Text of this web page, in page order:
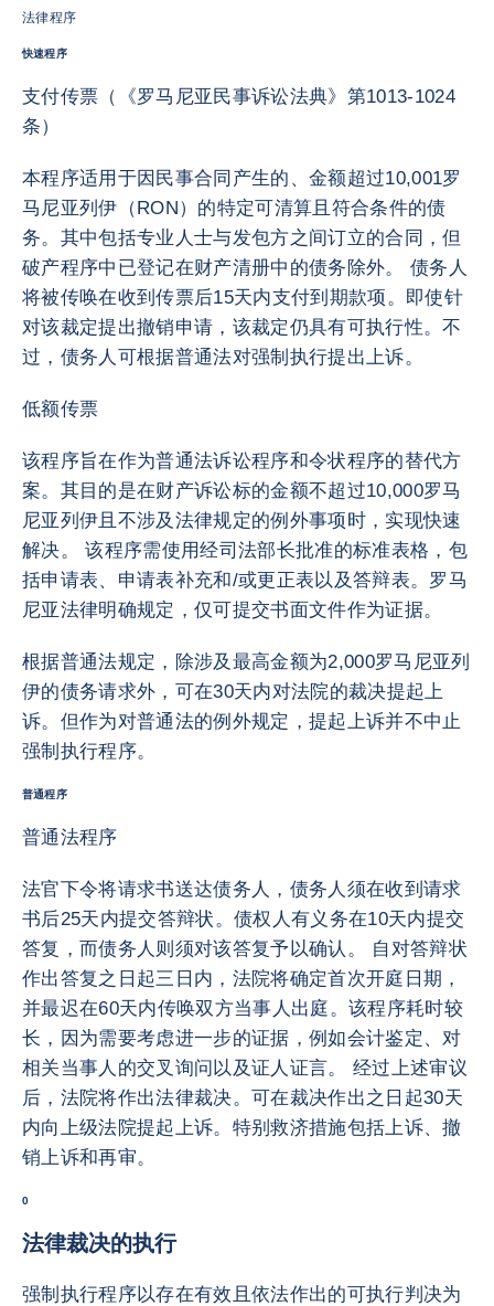
法律程序
快速程序
支付传票（《罗马尼亚民事诉讼法典》第1013-1024
条）
本程序适用于因民事合同产生的、金额超过10,001罗
马尼亚列伊（RON）的特定可清算且符合条件的债
务。其中包括专业人士与发包方之间订立的合同，但
破产程序中已登记在财产清册中的债务除外。 债务人
将被传唤在收到传票后15天内支付到期款项。即使针
对该裁定提出撤销申请，该裁定仍具有可执行性。不
过，债务人可根据普通法对强制执行提出上诉。
低额传票
该程序旨在作为普通法诉讼程序和令状程序的替代方
案。其目的是在财产诉讼标的金额不超过10,000罗马
尼亚列伊且不涉及法律规定的例外事项时，实现快速
解决。 该程序需使用经司法部长批准的标准表格，包
括申请表、申请表补充和/或更正表以及答辩表。罗马
尼亚法律明确规定，仅可提交书面文件作为证据。
根据普通法规定，除涉及最高金额为2,000罗马尼亚列
伊的债务请求外，可在30天内对法院的裁决提起上
诉。但作为对普通法的例外规定，提起上诉并不中止
强制执行程序。
普通程序
普通法程序
法官下令将请求书送达债务人，债务人须在收到请求
书后25天内提交答辩状。债权人有义务在10天内提交
答复，而债务人则须对该答复予以确认。 自对答辩状
作出答复之日起三日内，法院将确定首次开庭日期，
并最迟在60天内传唤双方当事人出庭。该程序耗时较
长，因为需要考虑进一步的证据，例如会计鉴定、对
相关当事人的交叉询问以及证人证言。 经过上述审议
后，法院将作出法律裁决。可在裁决作出之日起30天
内向上级法院提起上诉。特别救济措施包括上诉、撤
销上诉和再审。
0
法律裁决的执行
强制执行程序以存在有效且依法作出的可执行判决为